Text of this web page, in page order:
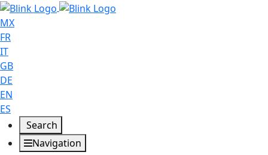
MX
FR
IT
GB
DE
EN
ES
Search
Navigation